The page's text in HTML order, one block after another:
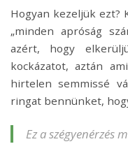
Hogyan kezeljük ezt?
„minden apróság
azért, hogy
kockázatot, aztán
hirtelen semmissé
ringat bennünket,
Ez a szégyenérzés